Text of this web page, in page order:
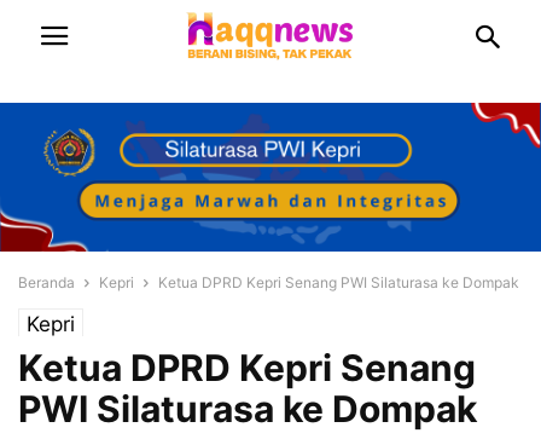
Beranda Kepri Ketua DPRD Kepri Senang PWI Silaturasa ke Dompak
Kepri
Ketua DPRD Kepri Senang
PWI Silaturasa ke Dompak